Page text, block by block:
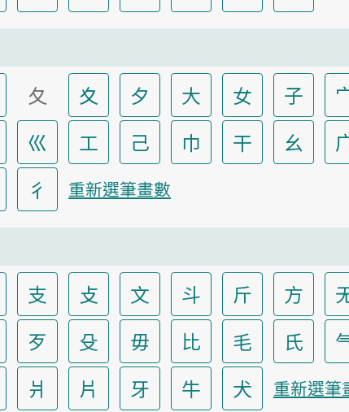
夂 夊 夕 大 女 子
巛 工 己 巾 干 幺
彳 重新選筆畫數
支 攴 文 斗 斤 方
歹 殳 毋 比 毛 氏
爿 片 牙 牛 犬 重新選筆